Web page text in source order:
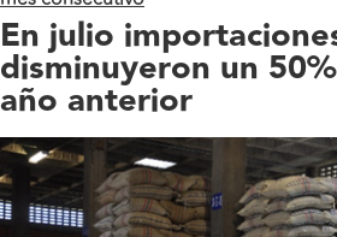
En julio
disminuyeron un
año anterior